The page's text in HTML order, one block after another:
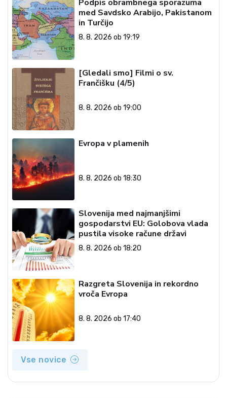
Podpis obrambnega sporazuma
med Savdsko Arabijo, Pakistanom
in Turčijo
8. 8. 2026 ob 19:19
[Gledali smo] Filmi o sv.
Frančišku (4/5)
8. 8. 2026 ob 19:00
Evropa v plamenih
8. 8. 2026 ob 18:30
Slovenija med najmanjšimi
gospodarstvi EU: Golobova vlada
pustila visoke račune državi
8. 8. 2026 ob 18:20
Razgreta Slovenija in rekordno
vroča Evropa
8. 8. 2026 ob 17:40
Vse novice